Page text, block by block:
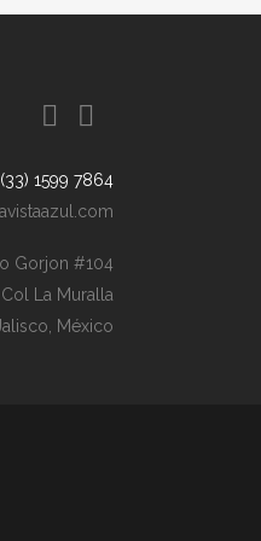
1599 7864
Gorjon #104
Col La Muralla
México